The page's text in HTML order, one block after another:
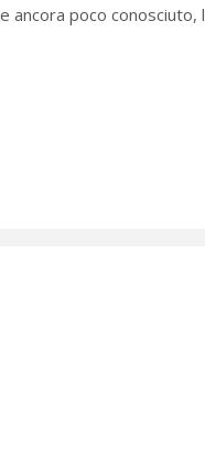
ancora poco